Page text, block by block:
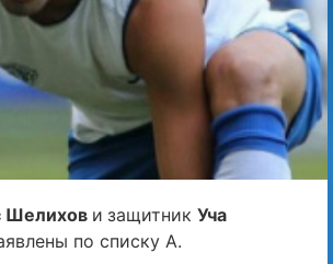
Шелихов и защитник Уча
по списку А.